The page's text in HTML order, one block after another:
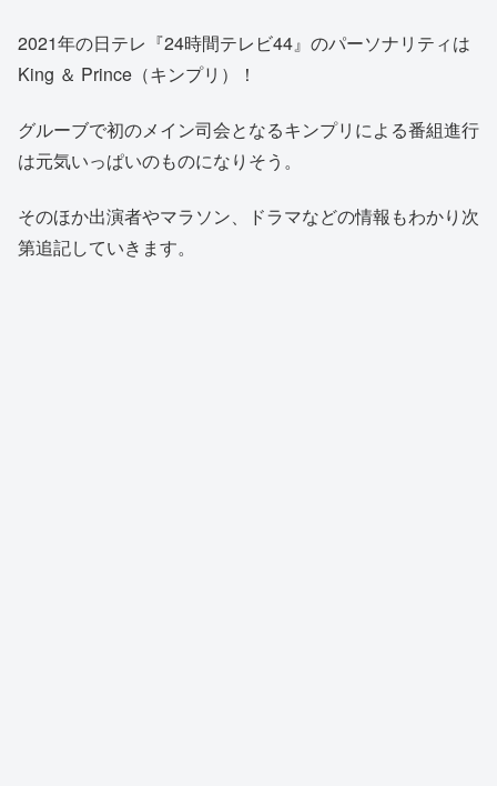
2021年の日テレ『24時間テレビ44』のパーソナリティは
King ＆ Prince（キンプリ）！
グルーブで初のメイン司会となるキンプリによる番組進行
は元気いっぱいのものになりそう。
そのほか出演者やマラソン、ドラマなどの情報もわかり次
第追記していきます。